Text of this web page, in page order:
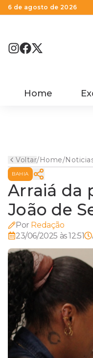
6 de agosto de 2026
Home
Voltar/Home/
BAHIA
Arraiá da
João de
Por Redação
23/06/2025 às 12:51